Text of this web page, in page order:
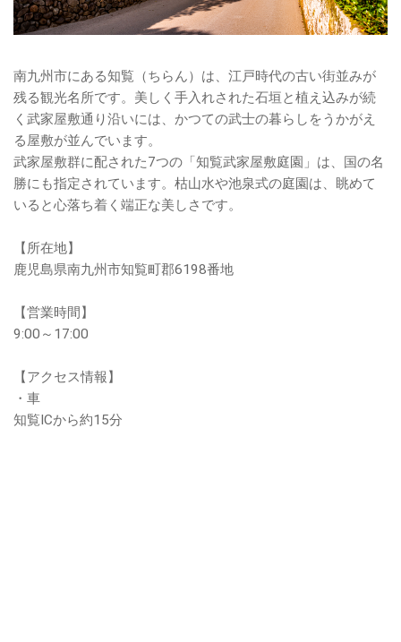
南九州市にある知覧（ちらん）は、江戸時代の古い街並みが
残る観光名所です。美しく手入れされた石垣と植え込みが続
く武家屋敷通り沿いには、かつての武士の暮らしをうかがえ
る屋敷が並んでいます。
武家屋敷群に配された7つの「知覧武家屋敷庭園」は、国の名
勝にも指定されています。枯山水や池泉式の庭園は、眺めて
いると心落ち着く端正な美しさです。
【所在地】
鹿児島県南九州市知覧町郡6198番地
【営業時間】
9:00～17:00
【アクセス情報】
・車
知覧ICから約15分